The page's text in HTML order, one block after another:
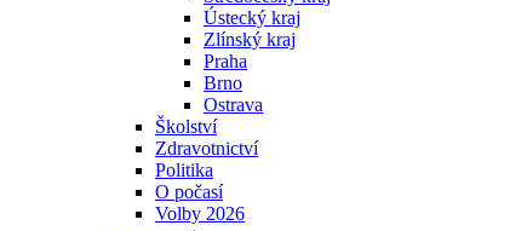
Ústecký kraj
Zlínský kraj
Praha
Brno
Ostrava
Školství
Zdravotnictví
Politika
O počasí
Volby 2026